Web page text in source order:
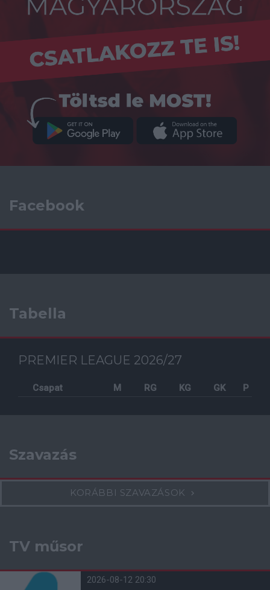
Facebook
Tabella
PREMIER LEAGUE 2026/27
Csapat M RG KG GK P
Szavazás
KORÁBBI SZAVAZÁSOK
TV műsor
2026-08-12 20:30